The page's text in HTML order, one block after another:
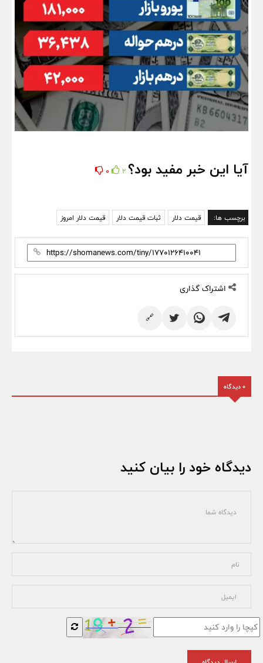
آیا این خبر مفید بود؟2
0
برچسب ها: قیمت دلار ثبات قیمت دلار قیمت دلار امروز
اشتراک گذاری
🔗
0 دیدگاه
دیدگاه خود را بیان کنید